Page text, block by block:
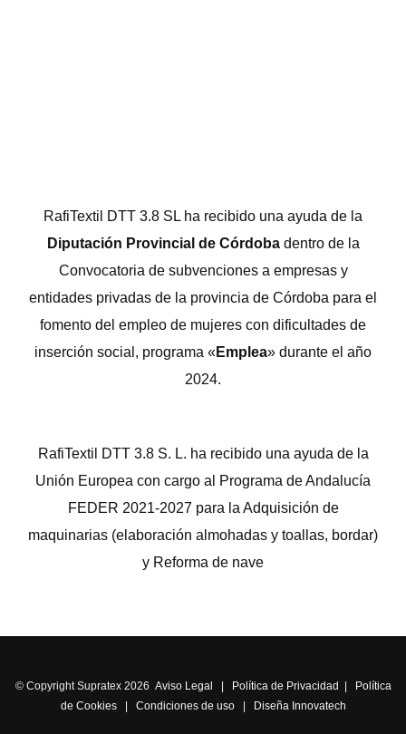
RafiTextil DTT 3.8 SL ha recibido una ayuda de la
Diputación Provincial de Córdobadentro de la
Convocatoria de subvenciones a empresas y
entidades privadas de la provincia de Córdoba para el
fomento del empleo de mujeres con dificultades de
inserción social, programa «Emplea» durante el año
2024.
RafiTextil DTT 3.8 S. L. ha recibido una ayuda de la
Unión Europea con cargo al Programa de Andalucía
FEDER 2021-2027 para la Adquisición de
maquinarias (elaboración almohadas y toallas, bordar)
y Reforma de nave
© Copyright Supratex 2026 Aviso Legal Política de Privacidad
Política
de Cookies| Condiciones de uso| Diseña Innovatech